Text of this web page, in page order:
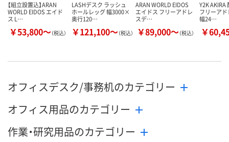
【組立設置込】ARAN
WORLD EIDOS エイド
ス L…
￥53,800～（税込）
LASHデスク ラッシュ
ホールレッグ 幅3000×
奥行120…
￥121,100～（税込）
ARAN WORLD EIDOS
エイドス フリーアドレ
スデ…
￥89,000～（税込）
Y2K AKIRA
フリーア
幅24…
￥
オフィスデスク/事務机のカテゴリー
オフィス用品のカテゴリー
作業・研究用品のカテゴリー